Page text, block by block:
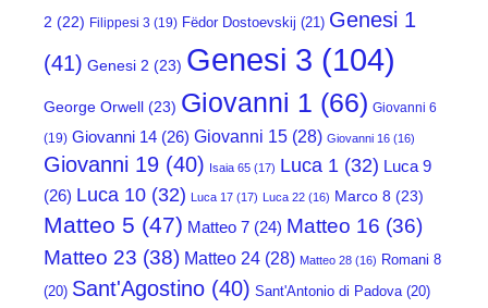
2 (22) Filippesi 3 (19) Fëdor Dostoevskij (21) Genesi 1
(41) Genesi 2 (23) Genesi 3 (104)
George Orwell (23) Giovanni 1 (66) Giovanni 6
(19) Giovanni 14 (26) Giovanni 15 (28) Giovanni 16 (16)
Giovanni 19 (40) Isaia 65 (17) Luca 1 (32) Luca 9
(26) Luca 10 (32) Luca 17 (17) Luca 22 (16) Marco 8 (23)
Matteo 5 (47) Matteo 7 (24) Matteo 16 (36)
Matteo 23 (38) Matteo 24 (28) Matteo 28 (16) Romani 8
(20) Sant'Agostino (40) Sant'Antonio di Padova (20)